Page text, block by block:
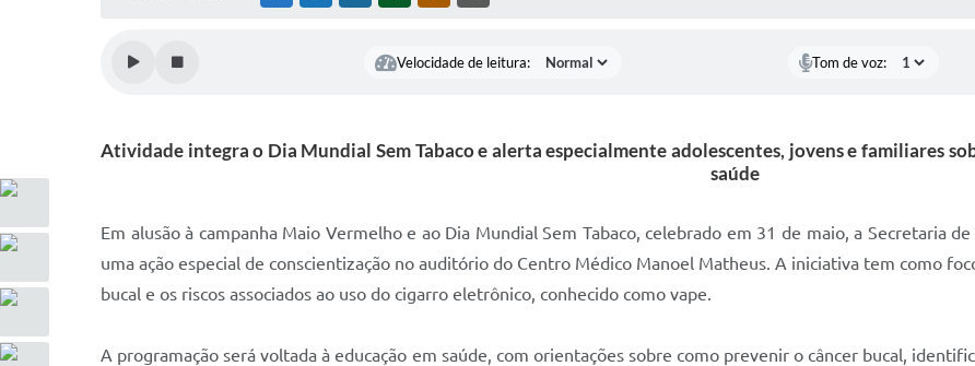
Velocidade de leitura: Tom de voz:
Atividade integra o Dia Mundial Sem Tabaco e alerta especialmente adolescentes, jovens e familiares
saúde
Em alusão à campanha Maio Vermelho e ao Dia Mundial Sem Tabaco, celebrado em 31 de maio, a Secretaria
uma ação especial de conscientização no auditório do Centro Médico Manoel Matheus. A iniciativa tem como
bucal e os riscos associados ao uso do cigarro eletrônico, conhecido como vape.
A programação será voltada à educação em saúde, com orientações sobre como prevenir o câncer bucal,